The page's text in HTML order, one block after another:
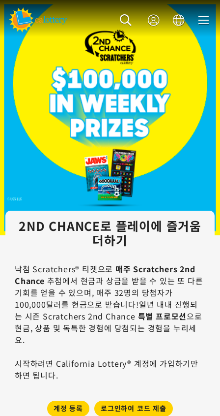
2ND CHANCE로 플레이에 즐거움
더하기
낙첨 Scratchers® 티켓으로 매주 Scratchers 2nd
Chance 추첨에서 현금과 상금을 받을 수 있는 또 다른
기회를 얻을 수 있으며, 매주 32명의 당첨자가
100,000달러를 현금으로 받습니다!일년 내내 진행되
는 시즌 Scratchers 2nd Chance 특별 프로모션으로
현금, 상품 및 독특한 경험에 당첨되는 경험을 누리세
요.
시작하려면 California Lottery® 계정에 가입하기만
하면 됩니다.
계정 등록 로그인하여 코드 제출